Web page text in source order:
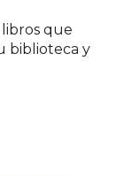
que
biblioteca y